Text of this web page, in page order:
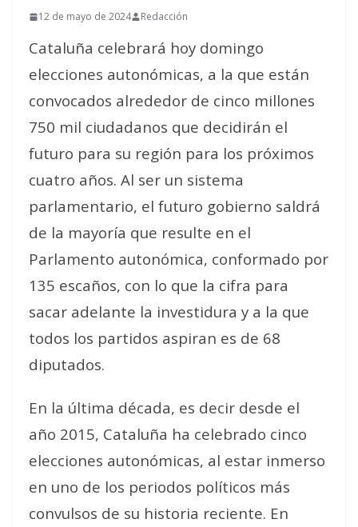
12 de mayo de 2024 Redacción
Cataluña celebrará hoy domingo
elecciones autonómicas, a la que están
convocados alrededor de cinco millones
750 mil ciudadanos que decidirán el
futuro para su región para los próximos
cuatro años. Al ser un sistema
parlamentario, el futuro gobierno saldrá
de la mayoría que resulte en el
Parlamento autonómica, conformado por
135 escaños, con lo que la cifra para
sacar adelante la investidura y a la que
todos los partidos aspiran es de 68
diputados.
En la última década, es decir desde el
año 2015, Cataluña ha celebrado cinco
elecciones autonómicas, al estar inmerso
en uno de los periodos políticos más
convulsos de su historia reciente. En